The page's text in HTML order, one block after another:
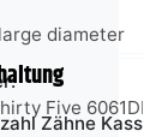
diameter
Five
Zähne